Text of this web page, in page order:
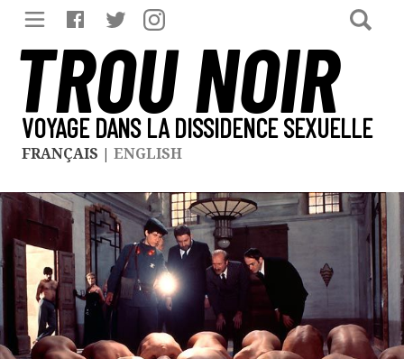
TROU NOIR
VOYAGE DANS LA DISSIDENCE SEXUELLE
FRANÇAIS | ENGLISH